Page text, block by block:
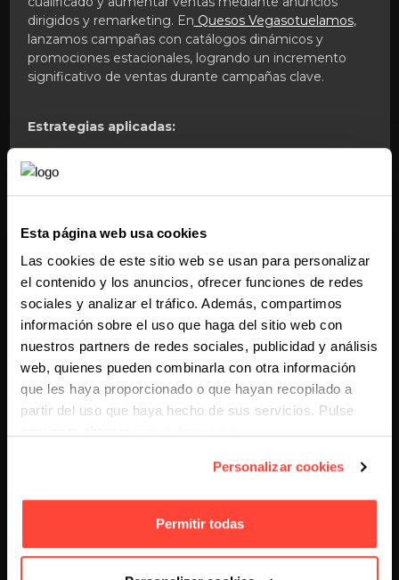
Esta página web usa cookies
Las cookies de este sitio web se usan para personalizar
el contenido y los anuncios, ofrecer funciones de redes
sociales y analizar el tráfico. Además, compartimos
información sobre el uso que haga del sitio web con
nuestros partners de redes sociales, publicidad y análisis
web, quienes pueden combinarla con otra información
que les haya proporcionado o que hayan recopilado a
partir del uso que haya hecho de sus servicios. Pulse
Personalizar cookies
Permitir todas
dirigidos y remarketing. En Quesos Vegasotuelamos,
lanzamos campañas con catálogos dinámicos y
promociones estacionales, logrando un incremento
significativo de ventas durante campañas clave.
Estrategias aplicadas:
Anuncios dinámicos basados en comportamiento
de los usuarios.
Promociones temporales adaptadas a fechas
especiales.
Segmentación por intereses gastronómicos y
comportamiento de compra.
¿Cómo beneficia Meta Ads a
empresas de servicios?
En empresas de servicios, Meta Ads ayuda a generar
reconocimiento de marca y captar solicitudes de
Campos Corporación
, implementamos
campañas orientadas a promover soluciones
Resultados conseguidos: